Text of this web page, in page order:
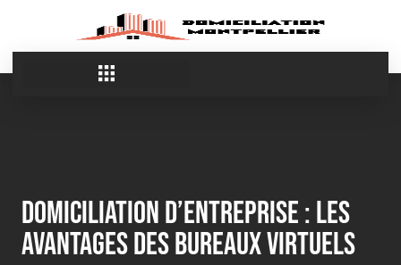
Domiciliation d’Entreprise : Les
Avantages des Bureaux Virtuels